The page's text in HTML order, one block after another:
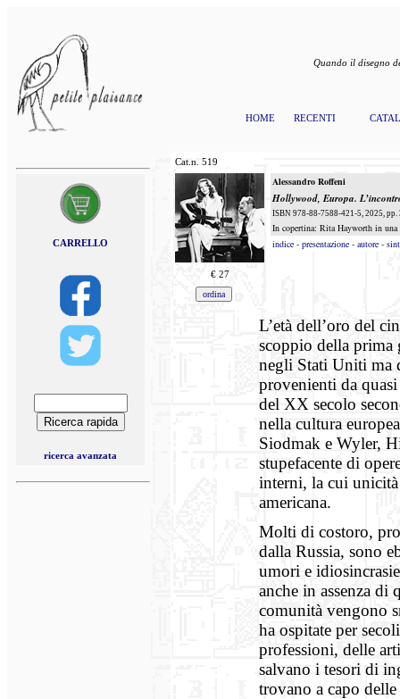
Quando il disegno
HOME RECENTI
CARRELLO
ricerca avanzata
Cat.n. 519
Alessandro Roffeni
Hollywood, Europa.
ISBN 978-88-7588-421-5, 2025, pp.
In copertina: Rita Hayworth in
indice - presentazione - autore -
€ 27
L’età dell’oro del
scoppio della prima
negli Stati Uniti ma
provenienti da
del XX secolo
nella cultura
Siodmak e Wyler,
stupefacente di
interni, la cui unicità
americana.
Molti di costoro,
dalla Russia, sono
umori e
anche in assenza
comunità vengono
ha ospitate per
professioni, delle
salvano i tesori di
trovano a capo